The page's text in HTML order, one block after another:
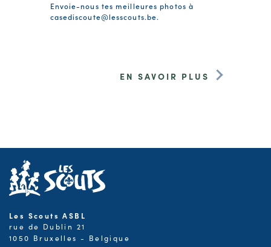
Envoie-nous tes meilleures photos à
casediscoute@lesscouts.be.
EN SAVOIR PLUS
Les Scouts ASBL
rue de Dublin 21
1050 Bruxelles - Belgique